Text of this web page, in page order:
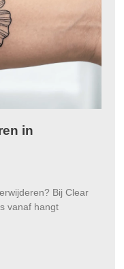
in
Bij Clear
vanaf hangt